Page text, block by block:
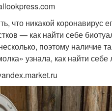
что никакой
— как найти себе
поэтому наличие
узнала, как найти